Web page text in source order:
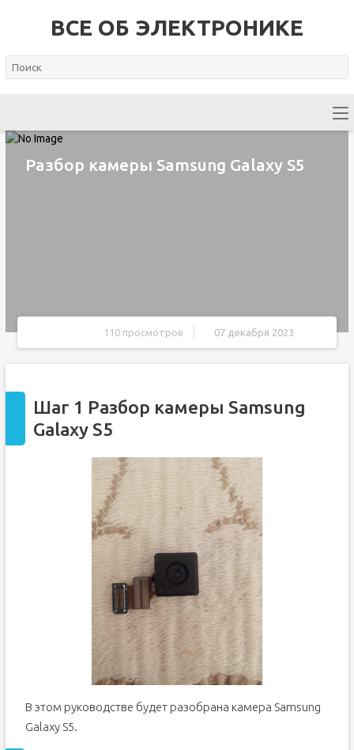
ВСЕ ОБ ЭЛЕКТРОНИКЕ
Разбор камеры Samsung Galaxy S5
110 просмотров 07 декабря 2023
Шаг 1 Разбор камеры Samsung
Galaxy S5
В этом руководстве будет разобрана камера Samsung
Galaxy S5.